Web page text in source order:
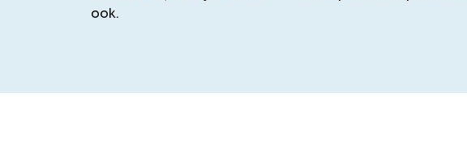
ook.